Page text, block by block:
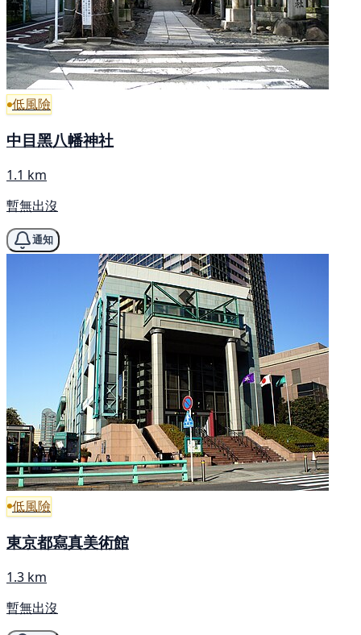
低風險
中目黑八幡神社
1.1 km
暫無出沒
通知
低風險
東京都寫真美術館
1.3 km
暫無出沒